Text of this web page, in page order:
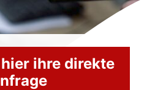
ihre direkte